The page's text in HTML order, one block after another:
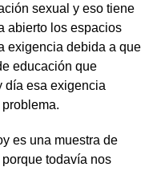
sexual y eso tiene
abierto los espacios
exigencia debida a que
educación que
día esa exigencia
es una muestra de
todavía nos